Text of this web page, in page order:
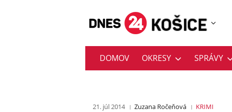
DOMOV OKRESY SPRÁVY
21. júl 2014 Zuzana Ročeňová KRIMI